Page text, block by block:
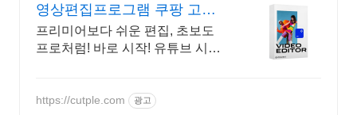
영상편집프로그램 쿠팡 고화
질 영상 구현
프리미어보다 쉬운 편집, 초보도
프로처럼! 바로 시작! 유튜브 시작
https://cutple.com 광고